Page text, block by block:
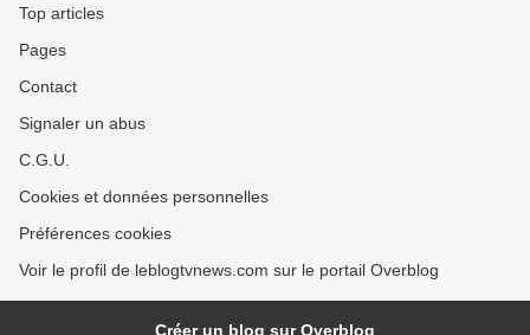
Top articles
Pages
Contact
Signaler un abus
C.G.U.
Cookies et données personnelles
Préférences cookies
Voir le profil de leblogtvnews.com sur le portail Overblog
Créer un blog sur Overblog